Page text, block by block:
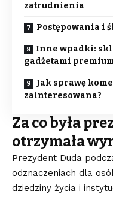
zatrudnienia
Postępowania i
Inne wpadki:
gadżetami
Jak sprawę
zainteresowana?
Za co była
otrzymała
Prezydent Duda
odznaczeniach dla
dziedziny życia i